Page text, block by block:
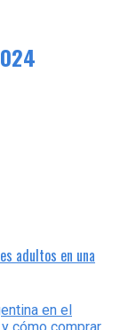
adultos en una